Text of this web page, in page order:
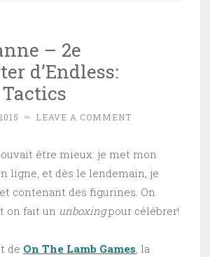
– 2e
d’Endless:
~ LEAVE A COMMENT
être mieux: je met mon
ligne, et dès le lendemain, je
contenant des figurines. On
on fait un unboxingpour célébrer!
de On The Lamb Games, la